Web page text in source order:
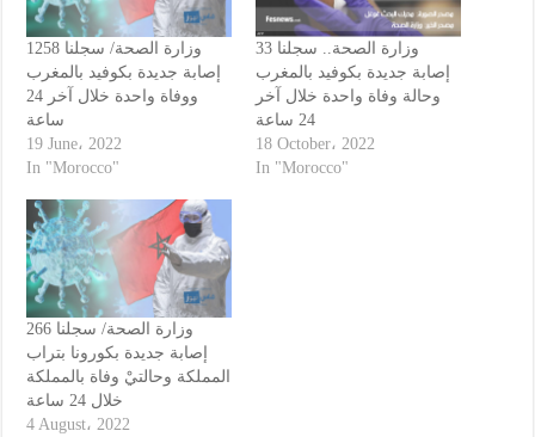
وزارة الصحة/ سجلنا 1258
إصابة جديدة بكوفيد بالمغرب
ووفاة واحدة خلال آخر 24
ساعة
19 June، 2022
In "Morocco"
وزارة الصحة.. سجلنا 33
إصابة جديدة بكوفيد بالمغرب
وحالة وفاة واحدة خلال آخر
24 ساعة
18 October، 2022
In "Morocco"
وزارة الصحة/ سجلنا 266
إصابة جديدة بكورونا بتراب
المملكة وحالتيْ وفاة بالمملكة
خلال 24 ساعة
4 August، 2022